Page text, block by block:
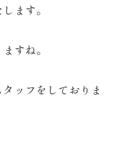
ます。
すね。
ッフをしておりま